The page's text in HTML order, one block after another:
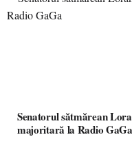
Senatorul sătmărean
majoritară la Radio GaGa